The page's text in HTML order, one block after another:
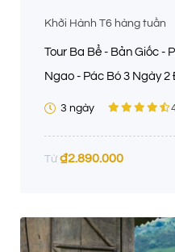
Khởi Hành T6 hàng tuần
Tour Ba Bể - Bản Giốc -
Ngao - Pác Bó 3 Ngày 2
3 ngày
Từ ₫2.890.000